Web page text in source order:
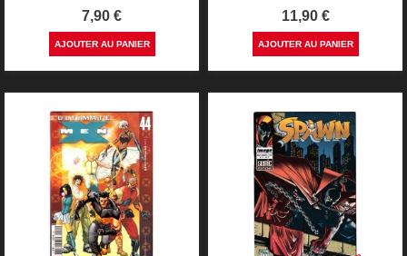
Prix
7,90 €
AJOUTER AU PANIER
Prix
11,90 €
AJOUTER AU PANIER